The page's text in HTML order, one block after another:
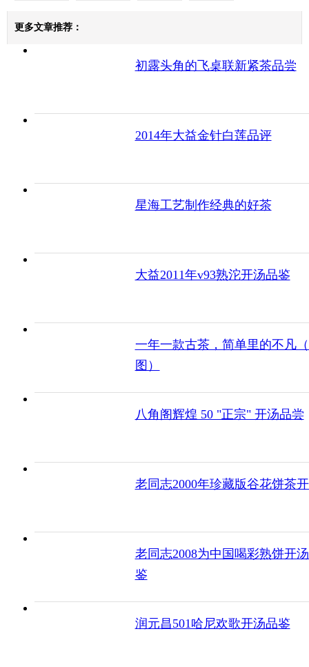
更多文章推荐：
初露头角的飞桌联新紧茶品尝
2014年大益金针白莲品评
星海工艺制作经典的好茶
大益2011年v93熟沱开汤品鉴
一年一款古茶，简单里的不凡
图）
八角阁辉煌 50 "正宗" 开汤品尝
老同志2000年珍藏版谷花饼茶
老同志2008为中国喝彩熟饼开
鉴
润元昌501哈尼欢歌开汤品鉴